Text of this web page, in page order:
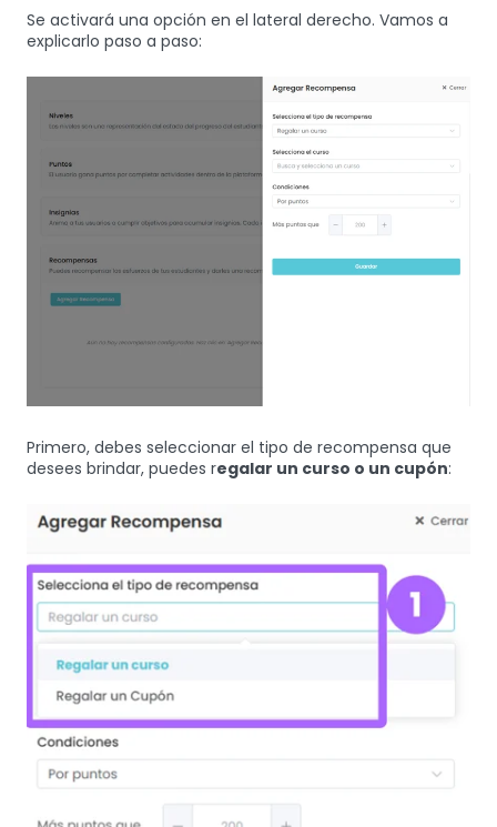
Se activará una opción en el lateral derecho. Vamos a
explicarlo paso a paso:
Primero, debes seleccionar el tipo de recompensa que
desees brindar, puedes regalar un curso o un cupón: